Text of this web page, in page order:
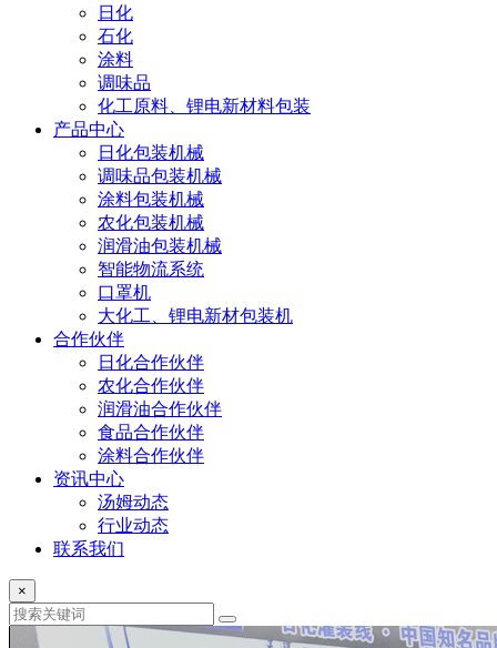
日化
石化
涂料
调味品
化工原料、锂电新材料包装
产品中心
日化包装机械
调味品包装机械
涂料包装机械
农化包装机械
润滑油包装机械
智能物流系统
口罩机
大化工、锂电新材包装机
合作伙伴
日化合作伙伴
农化合作伙伴
润滑油合作伙伴
食品合作伙伴
涂料合作伙伴
资讯中心
汤姆动态
行业动态
联系我们
×